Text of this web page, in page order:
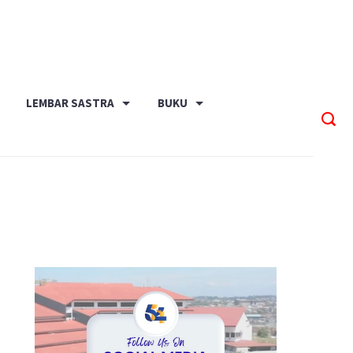
LEMBAR SASTRA BUKU